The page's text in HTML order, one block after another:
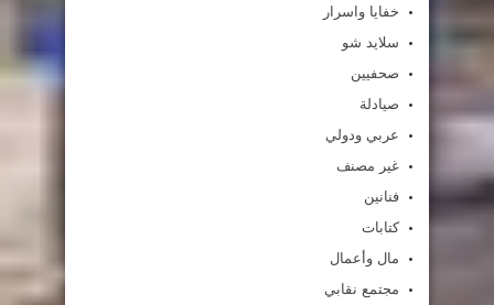
خفايا واسرار
سلايد شو
صحفيين
صيادلة
عربي ودولي
غير مصنف
فنانين
كتابات
مال وأعمال
مجتمع نقابي